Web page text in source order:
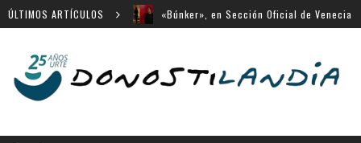
ÚLTIMOS ARTÍCULOS
«Búnker», en Sección Oficial de Venecia
14 largometrajes para «New Directors»